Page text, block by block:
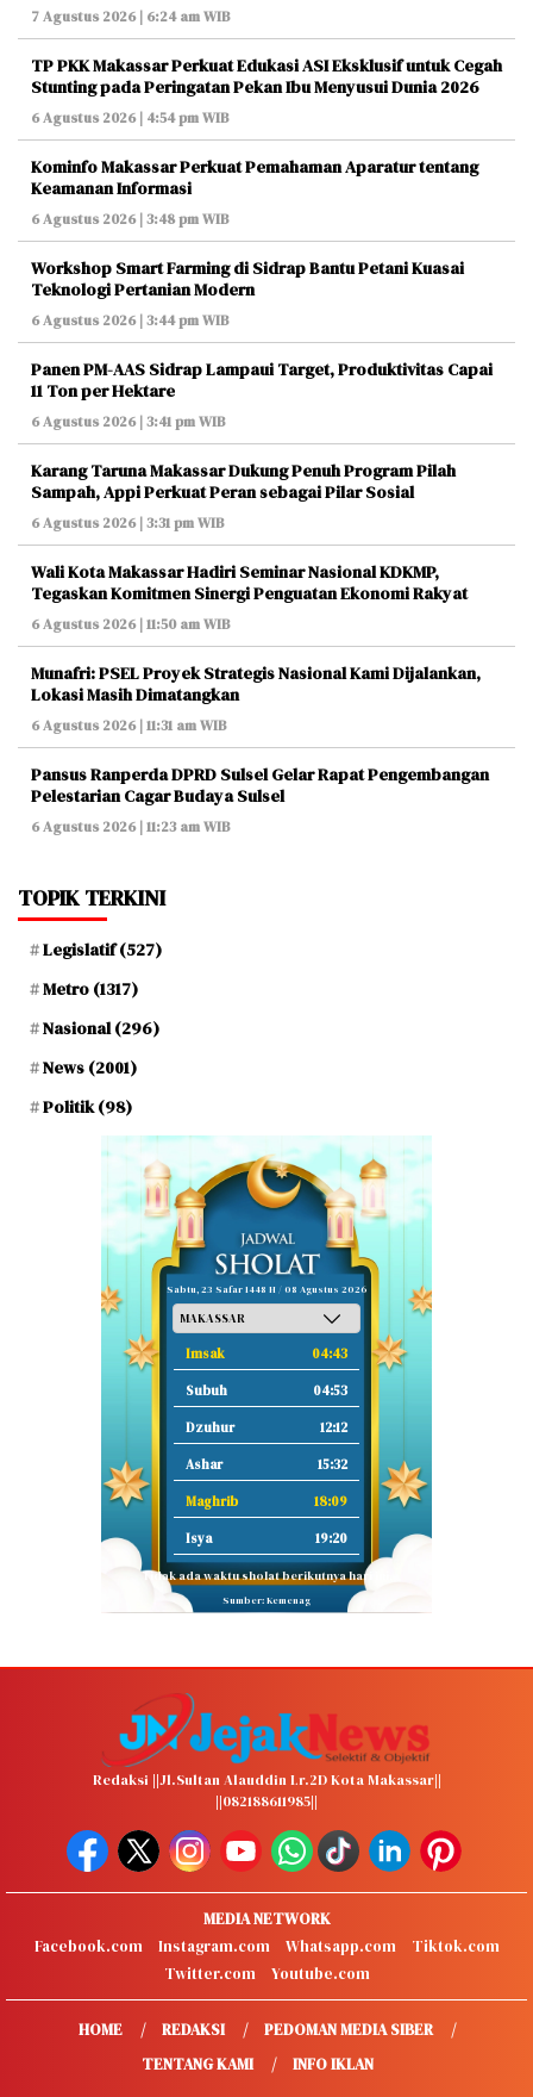
7 Agustus 2026 | 6:24 am WIB
TP PKK Makassar Perkuat Edukasi ASI Eksklusif untuk Cegah
Stunting pada Peringatan Pekan Ibu Menyusui Dunia 2026
6 Agustus 2026 | 4:54 pm WIB
Kominfo Makassar Perkuat Pemahaman Aparatur tentang
Keamanan Informasi
6 Agustus 2026 | 3:48 pm WIB
Workshop Smart Farming di Sidrap Bantu Petani Kuasai
Teknologi Pertanian Modern
6 Agustus 2026 | 3:44 pm WIB
Panen PM-AAS Sidrap Lampaui Target, Produktivitas Capai
11 Ton per Hektare
6 Agustus 2026 | 3:41 pm WIB
Karang Taruna Makassar Dukung Penuh Program Pilah
Sampah, Appi Perkuat Peran sebagai Pilar Sosial
6 Agustus 2026 | 3:31 pm WIB
Wali Kota Makassar Hadiri Seminar Nasional KDKMP,
Tegaskan Komitmen Sinergi Penguatan Ekonomi Rakyat
6 Agustus 2026 | 11:50 am WIB
Munafri: PSEL Proyek Strategis Nasional Kami Dijalankan,
Lokasi Masih Dimatangkan
6 Agustus 2026 | 11:31 am WIB
Pansus Ranperda DPRD Sulsel Gelar Rapat Pengembangan
Pelestarian Cagar Budaya Sulsel
6 Agustus 2026 | 11:23 am WIB
TOPIK TERKINI
Legislatif(527)
Metro (1317)
Nasional(296)
News (2001)
Politik(98)
Sabtu, 23 Safar 1448 H / 08 Agustus 2026
Imsak 04:43
Subuh 04:53
Dzuhur 12:12
Ashar 15:32
Maghrib 18:09
Isya 19:20
Tidak ada waktu sholat berikutnya hari ini.
Sumber: Kemenag
Redaksi ||Jl.Sultan Alauddin Lr.2D Kota Makassar||
||082188611985||
MEDIA NETWORK
Facebook.com
Instagram.com Whatsapp.com
Tiktok.com
Twitter.com
Youtube.com
HOME REDAKSI
PEDOMAN MEDIA SIBER
TENTANG KAMI
INFO IKLAN